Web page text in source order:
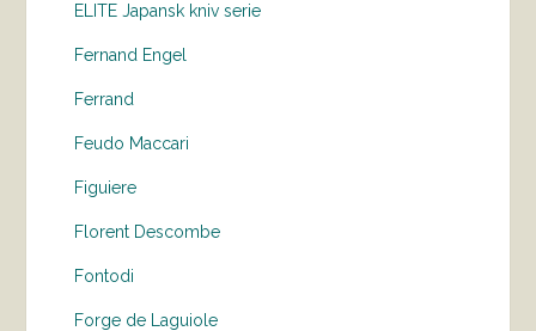
ELITE Japansk kniv serie
Fernand Engel
Ferrand
Feudo Maccari
Figuiere
Florent Descombe
Fontodi
Forge de Laguiole